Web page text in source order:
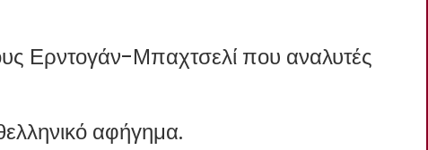
Ερντογάν-Μπαχτσελί που αναλυτές
αφήγημα.